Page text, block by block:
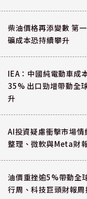
柴油價格再添變數 第
礦成本恐持續攀升
IEA：中國純電動車成
35% 出口勁增帶動全
升
AI投資疑慮衝擊市場
整理、微軟與Meta財
油價重挫逾5%帶動
行周、科技巨頭財報周